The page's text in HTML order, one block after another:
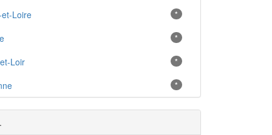
Loire *
*
Loir *
*